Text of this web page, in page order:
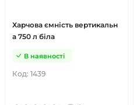
Харчова ємність вертикальн
а 750 л біла
Код: 1439
В наявності